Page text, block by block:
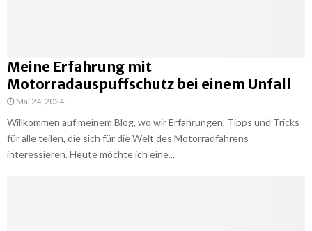
Meine Erfahrung mit
Motorradauspuffschutz bei einem Unfall
Mai 24, 2024
Willkommen auf meinem Blog, wo wir Erfahrungen, Tipps und Tricks
für alle teilen, die sich für die Welt des Motorradfahrens
interessieren. Heute möchte ich eine...